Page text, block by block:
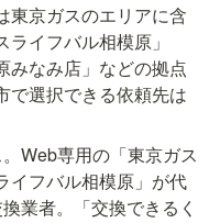
東京ガスのエリアに含
イフバル相模原」
みなみ店」などの拠点
で選択できる依頼先は
Web専用の「東京ガス
イフバル相模原」が代
業者。「交換できるく